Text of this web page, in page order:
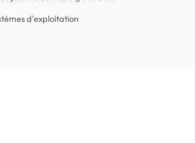
d'exploitation